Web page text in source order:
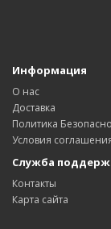
Информация
О нас
Доставка
Политика
Условия
Служба
Контакты
Карта сайта